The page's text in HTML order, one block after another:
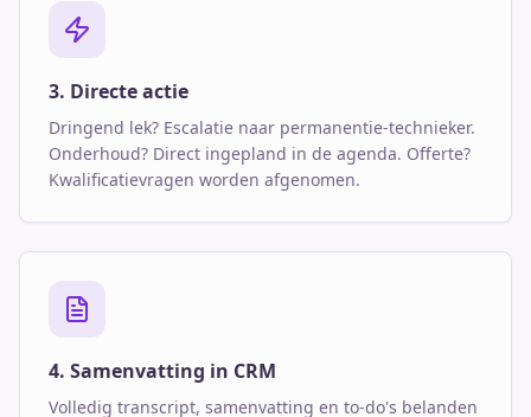
3. Directe actie
Dringend lek? Escalatie naar permanentie-technieker.
Onderhoud? Direct ingepland in de agenda. Offerte?
Kwalificatievragen worden afgenomen.
4. Samenvatting in CRM
Volledig transcript, samenvatting en to-do's belanden